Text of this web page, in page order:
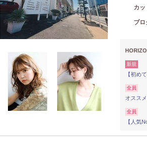
カッ
ブロ
新規
【初め
全員
オスス
全員
【人気